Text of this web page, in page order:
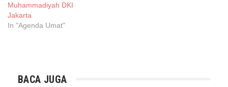
Muhammadiyah DKI
Jakarta
In "Agenda Umat"
BACA JUGA